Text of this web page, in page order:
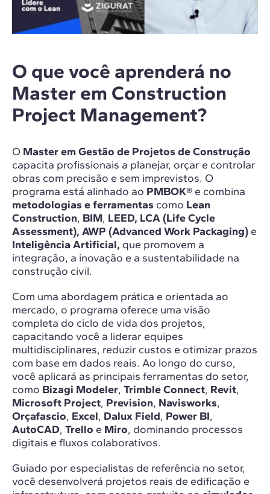
O que você aprenderá no
Master em Construction
Project Management?
O Master em Gestão de Projetos de Construção
capacita profissionais a planejar, orçar e controlar
obras com precisão e sem imprevistos. O
programa está alinhado ao PMBOK® e combina
metodologias e ferramentas como Lean
Construction, BIM, LEED, LCA (Life Cycle
Assessment), AWP (Advanced Work Packaging) e
Inteligência Artificial, que promovem a
integração, a inovação e a sustentabilidade na
construção civil.
Com uma abordagem prática e orientada ao
mercado, o programa oferece uma visão
completa do ciclo de vida dos projetos,
capacitando você a liderar equipes
multidisciplinares, reduzir custos e otimizar prazos
com base em dados reais. Ao longo do curso,
você aplicará as principais ferramentas do setor,
como Bizagi Modeler, Trimble Connect, Revit,
Microsoft Project, Prevision, Navisworks,
Orçafascio, Excel, Dalux Field, Power BI,
AutoCAD, Trello e Miro, dominando processos
digitais e fluxos colaborativos.
Guiado por especialistas de referência no setor,
você desenvolverá projetos reais de edificação e